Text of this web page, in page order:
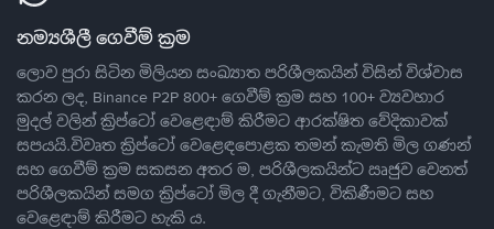
නම්‍යශීලී ගෙවීම් ක්‍රම
ලොව පුරා සිටින මිලියන සංඛ්‍යාත පරිශීලකයින් විසින් විශ්වාස
කරන ලද, Binance P2P 800+ ගෙවීම් ක්‍රම සහ 100+ ව්‍යවහාර
මුදල් වලින් ක්‍රිප්ටෝ වෙළෙඳාම් කිරීමට ආරක්ෂිත වේදිකාවක්
සපයයි.විවෘත ක්‍රිප්ටෝ වෙළෙඳපොළක තමන් කැමති මිල ගණන්
සහ ගෙවීම් ක්‍රම සකසන අතර ම, පරිශීලකයින්ට ඍජුව වෙනත්
පරිශීලකයින් සමග ක්‍රිප්ටෝ මිල දී ගැනීමට, විකිණීමට සහ
වෙළෙඳාම් කිරීමට හැකි ය.